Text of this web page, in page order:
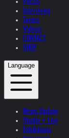
Interviews
Topics
Videos
CONTACT
SHOP
Language
News Update
Studio + Live
Exhibitions